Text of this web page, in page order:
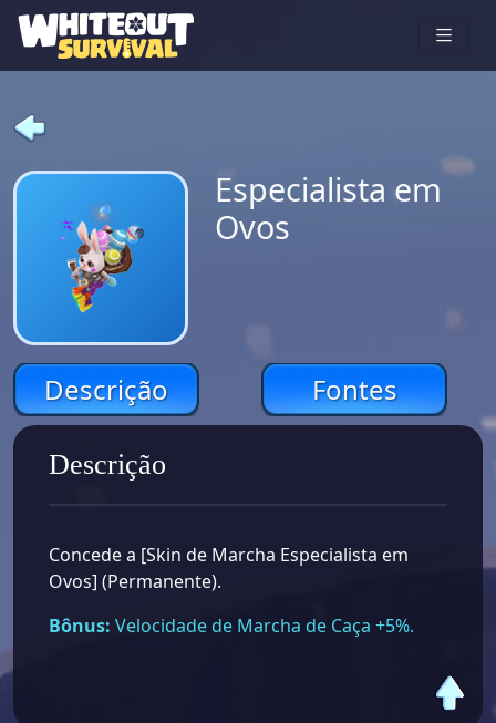
Especialista em
Ovos
Descrição Fontes
Descrição
Concede a [Skin de Marcha Especialista em
Ovos] (Permanente).
Bônus: Velocidade de Marcha de Caça +5%.